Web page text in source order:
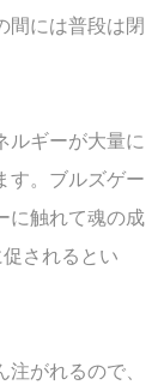
間には普段は閉
ルギーが大量に
す。ブルズゲー
に触れて魂の成
されるとい
がれるので、